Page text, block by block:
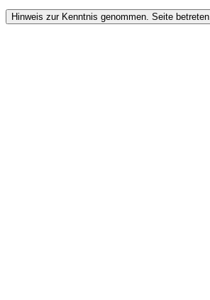
Hinweis zur Kenntnis genommen. Seite betreten.